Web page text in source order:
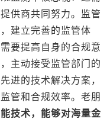
供商共同努力。监管
建立完善的监管体
要提高自身的合规意
主动接受监管部门的
进的技术解决方案，
管和合规效率。老朋
技术，能够对海量金